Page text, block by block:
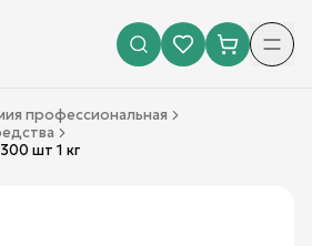
профессиональная
шт 1 кг